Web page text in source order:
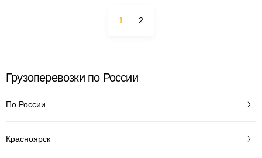
1 2
Грузоперевозки по России
По России
Красноярск